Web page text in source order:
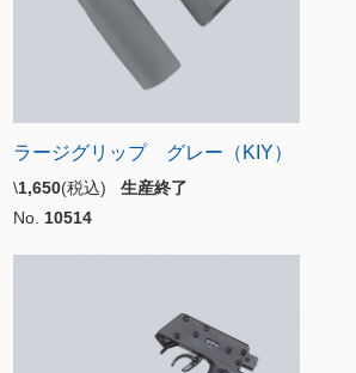
ラージグリップ グレー（KIY）
\1,650(税込) 生産終了
No. 10514